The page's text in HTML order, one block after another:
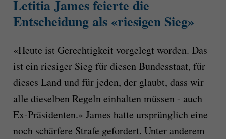
Letitia James feierte die
Entscheidung als «riesigen Sieg»
«Heute ist Gerechtigkeit vorgelegt worden. Das
ist ein riesiger Sieg für diesen Bundesstaat, für
dieses Land und für jeden, der glaubt, dass wir
alle dieselben Regeln einhalten müssen - auch
Ex-Präsidenten.» James hatte ursprünglich eine
noch schärfere Strafe gefordert. Unter anderem